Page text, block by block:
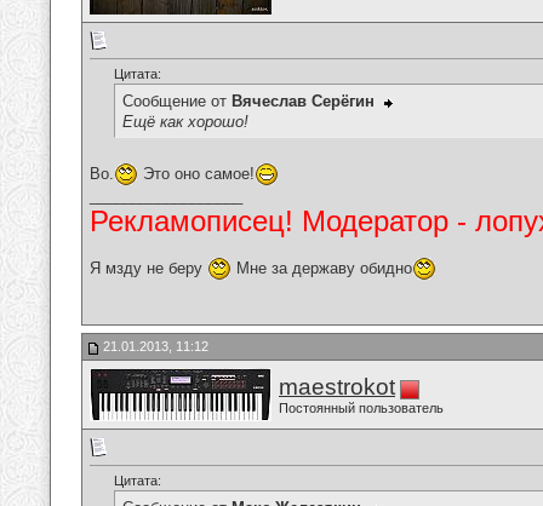
Цитата:
Сообщение от Вячеслав Серёгин
Ещё как хорошо!
Во.
Это оно самое!
Рекламописец! Модератор -
Я мзду не беру Мне за державу обидно
21.01.2013, 11:12
maestrokot
Постоянный пользователь
Цитата: